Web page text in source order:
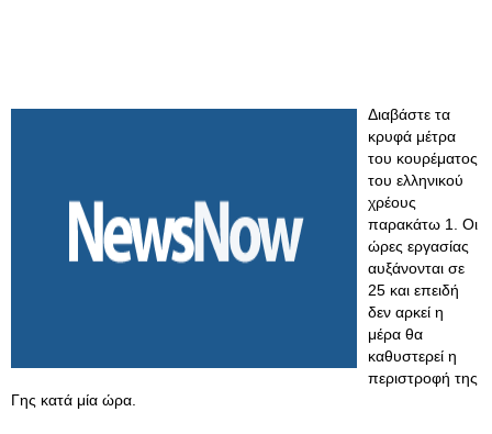
Διαβάστε τα
κρυφά μέτρα
του κουρέματος
του ελληνικού
χρέους
παρακάτω 1. Οι
ώρες εργασίας
αυξάνονται σε
25 και επειδή
δεν αρκεί η
μέρα θα
καθυστερεί η
περιστροφή της
Γης κατά μία ώρα.